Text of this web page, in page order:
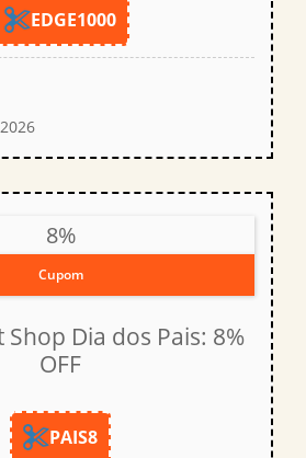
EDGE1000
8%
Cupom
Shop Dia dos Pais: 8%
OFF
PAIS8